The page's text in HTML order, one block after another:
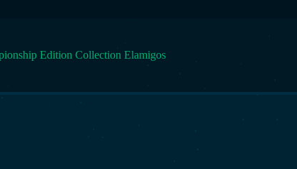
Edition Collection Elamigos